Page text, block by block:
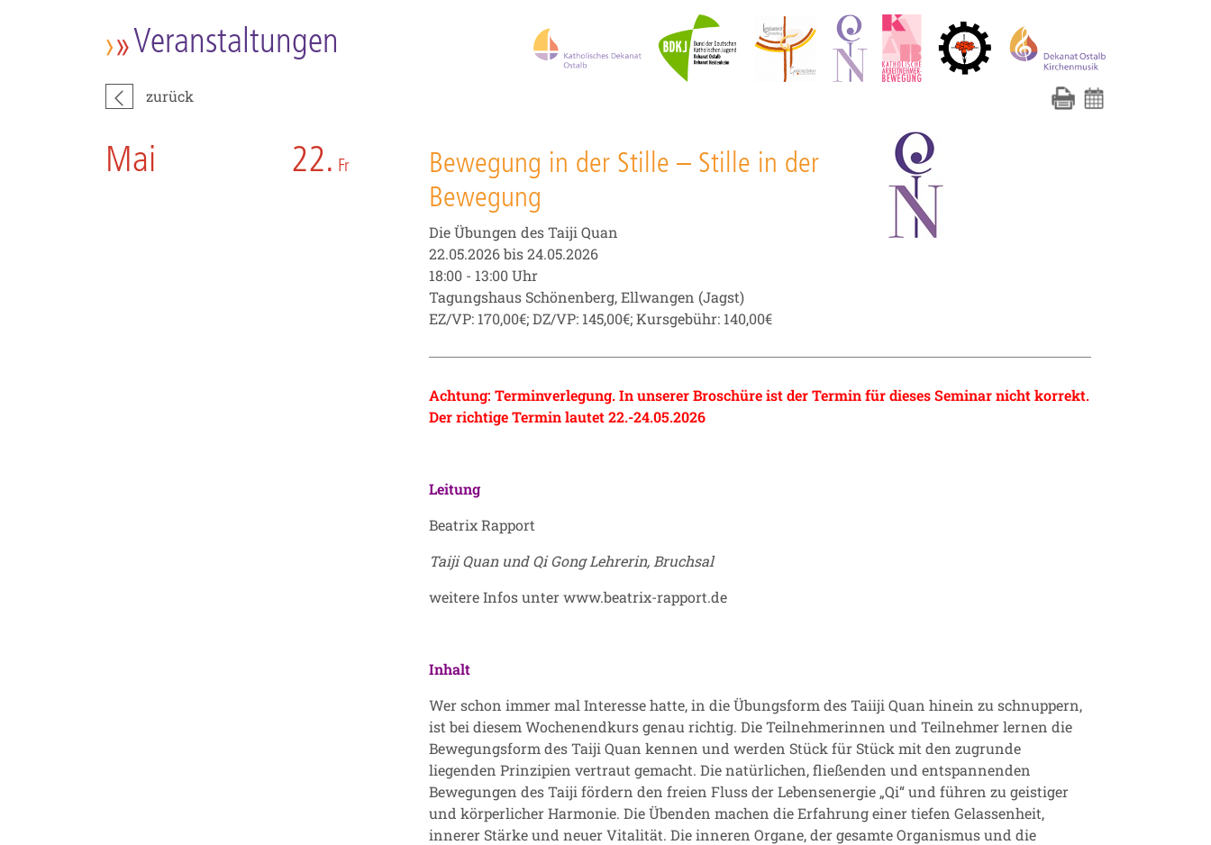
Veranstaltungen
zurück
Mai 22. Fr
Bewegung in der Stille – Stille in der
Bewegung
Die Übungen des Taiji Quan
22.05.2026 bis 24.05.2026
18:00 - 13:00 Uhr
Tagungshaus Schönenberg, Ellwangen (Jagst)
EZ/VP: 170,00€; DZ/VP: 145,00€; Kursgebühr: 140,00€
Achtung: Terminverlegung. In unserer Broschüre ist der Termin für dieses Seminar nicht korrekt.
Der richtige Termin lautet 22.-24.05.2026
Leitung
Beatrix Rapport
Taiji Quan und Qi Gong Lehrerin, Bruchsal
weitere Infos unterwww.beatrix-rapport.de
Inhalt
Wer schon immer mal Interesse hatte, in die Übungsform des Taiiji Quan hinein zu schnuppern,
ist bei diesem Wochenendkurs genau richtig. Die Teilnehmerinnen und Teilnehmer lernen die
Bewegungsform des Taiji Quan kennen und werden Stück für Stück mit den zugrunde
liegenden Prinzipien vertraut gemacht. Die natürlichen, fließenden und entspannenden
Bewegungen des Taiji fördern den freien Fluss der Lebensenergie „Qi“ und führen zu geistiger
und körperlicher Harmonie. Die Übenden machen die Erfahrung einer tiefen Gelassenheit,
innerer Stärke und neuer Vitalität. Die inneren Organe, der gesamte Organismus und die